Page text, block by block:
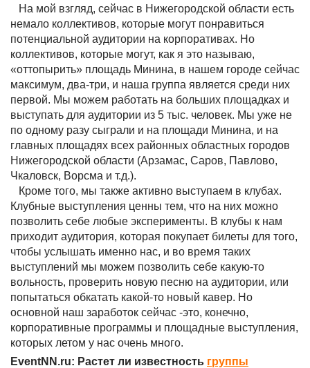
На мой взгляд, сейчас в Нижегородской области есть
немало коллективов, которые могут понравиться
потенциальной аудитории на корпоративах. Но
коллективов, которые могут, как я это называю,
«оттопырить» площадь Минина, в нашем городе сейчас
максимум, два-три, и наша группа является среди них
первой. Мы можем работать на больших площадках и
выступать для аудитории из 5 тыс. человек. Мы уже не
по одному разу сыграли и на площади Минина, и на
главных площадях всех районных областных городов
Нижегородской области (Арзамас, Саров, Павлово,
Чкаловск, Ворсма и т.д.).
Кроме того, мы также активно выступаем в клубах.
Клубные выступления ценны тем, что на них можно
позволить себе любые эксперименты. В клубы к нам
приходит аудитория, которая покупает билеты для того,
чтобы услышать именно нас, и во время таких
выступлений мы можем позволить себе какую-то
вольность, проверить новую песню на аудитории, или
попытаться обкатать какой-то новый кавер. Но
основной наш заработок сейчас -это, конечно,
корпоративные программы и площадные выступления,
которых летом у нас очень много.
EventNN.ru: Растет ли известность группы